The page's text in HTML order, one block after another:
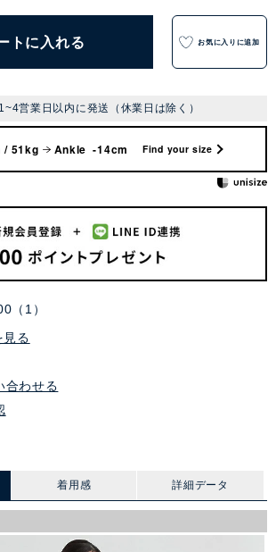
トに入れる お気に入りに追加
営業日以内に発送（休業日は除く）
/ 51kg Ankle -14cm Find your size
1
る
合わせる
着用感 詳細データ